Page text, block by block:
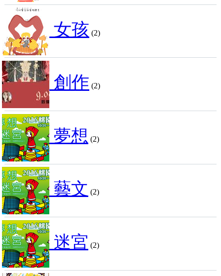
女孩 (2)
創作 (2)
夢想 (2)
藝文 (2)
迷宮 (2)